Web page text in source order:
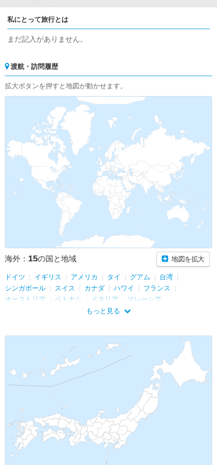
私にとって旅行とは
まだ記入がありません。
渡航・訪問履歴
拡大ボタンを押すと地図が動かせます。
海外： 15の国と地域 地図を拡大
ドイツ イギリス アメリカ タイ グアム
台湾
シンガポール
スイス カナダ ハワイ
フランス
オーストリア
ベトナム イタリア
マレーシア
もっと見る